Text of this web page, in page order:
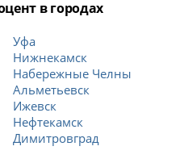
в городах
Уфа
Нижнекамск
Набережные Челны
Альметьевск
Ижевск
Нефтекамск
Димитровград